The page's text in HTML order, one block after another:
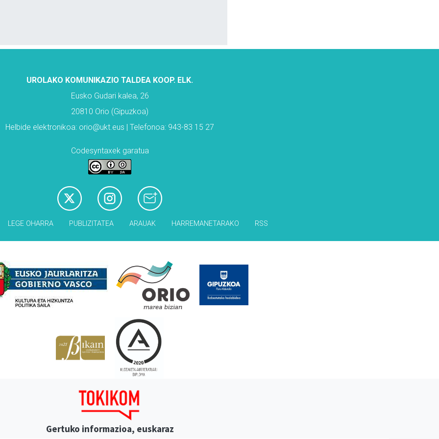
UROLAKO KOMUNIKAZIO TALDEA KOOP. ELK.
Eusko Gudari kalea, 26
20810 Orio (Gipuzkoa)
Helbide elektronikoa: orio@ukt.eus | Telefonoa: 943-83 15 27
Codesyntaxek garatua
LEGE OHARRA PUBLIZITATEA ARAUAK HARREMANETARAKO RSS
Gertuko informazioa, euskaraz